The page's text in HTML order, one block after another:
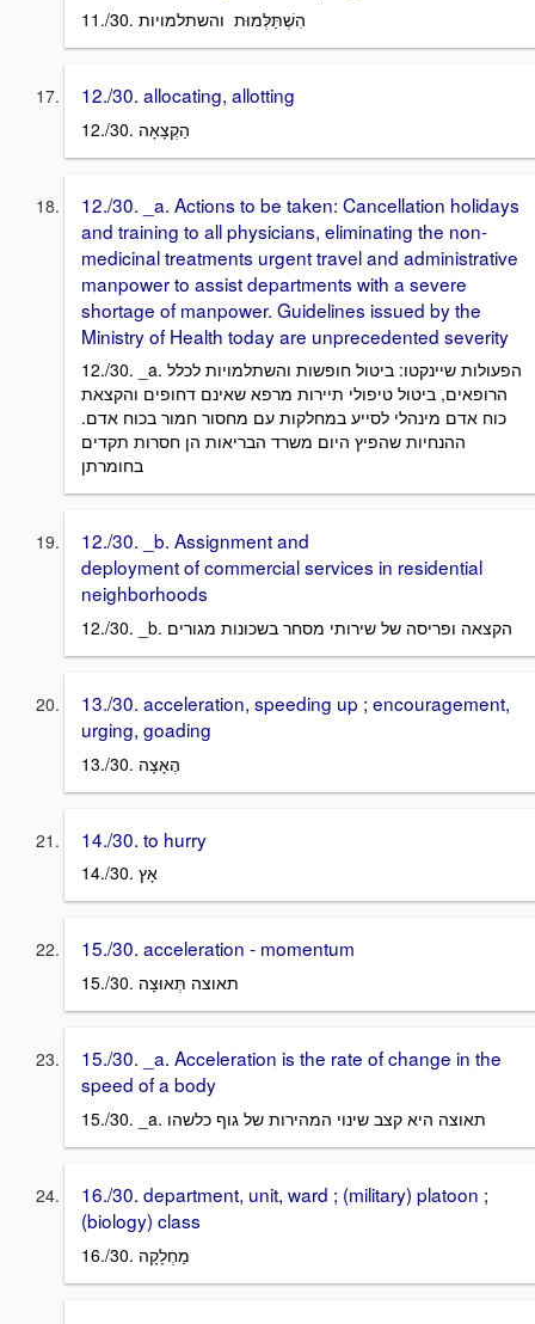
11./30. הִשְׁתַּלְּמוּת והשתלמויות
12./30. allocating, allotting
12./30. _a. Actions to be taken: Cancellation holidays
and training to all physicians, eliminating the non-
medicinal treatments urgent travel and administrative
manpower to assist departments with a severe
shortage of manpower. Guidelines issued by the
Ministry of Health today are unprecedented severity
12./30. _a. הפעולות שיינקטו: ביטול חופשות והשתלמויות לכלל
הרופאים, ביטול טיפולי תיירות מרפא שאינם דחופים והקצאת
כוח אדם מינהלי לסייע במחלקות עם מחסור חמור בכוח אדם.
ההנחיות שהפיץ היום משרד הבריאות הן חסרות תקדים
בחומרתן
12./30. _b. Assignment and
deployment of commercial services in residential
neighborhoods
12./30. _b. הקצאה ופריסה של שירותי מסחר בשכונות מגורים
13./30. acceleration, speeding up ; encouragement,
urging, goading
14./30. to hurry
15./30. acceleration - momentum
15./30. תאוצה תְּאוּצָה
15./30. _a. Acceleration is the rate of change in the
speed of a body
15./30. _a. תאוצה היא קצב שינוי המהירות של גוף כלשהו
16./30. department, unit, ward ; (military) platoon ;
(biology) class